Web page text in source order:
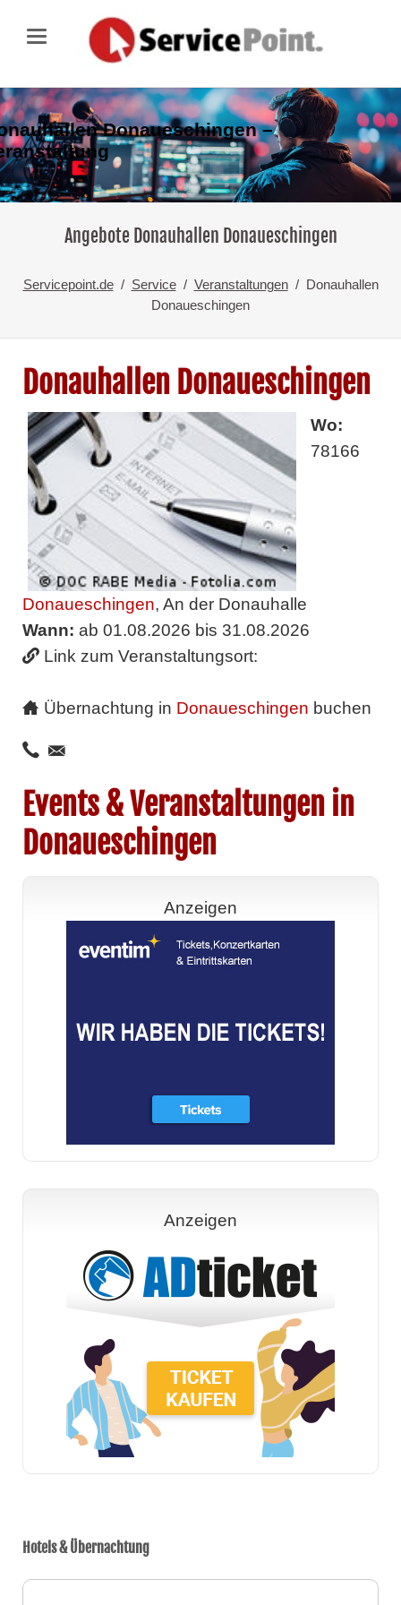
Donaueschingen –
Angebote Donauhallen Donaueschingen
Servicepoint.de Service Veranstaltungen
Donauhallen
Donaueschingen
Donauhallen Donaueschingen
Wo:
78166
Donaueschingen, An der Donauhalle
Wann: ab 01.08.2026 bis 31.08.2026
Link zum Veranstaltungsort:
Übernachtung in Donaueschingen buchen
Events & Veranstaltungen in
Donaueschingen
Anzeigen
Anzeigen
Hotels & Übernachtung